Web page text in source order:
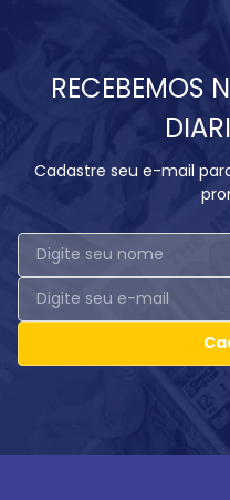
RECEBEMOS
Cadastre seu e-mail